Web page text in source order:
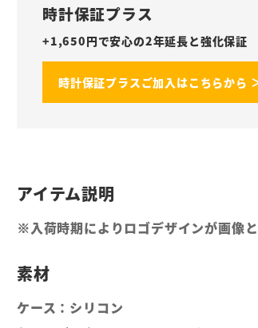
時計保証プラス
+1,650円で安心の2年延長と強化保証
時計保証プラスご加入はこちらから
※入荷時期によりロゴデザインが画像と
ケース：シリコン